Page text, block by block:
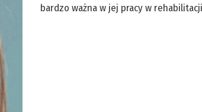
bardzo ważna w jej pracy w